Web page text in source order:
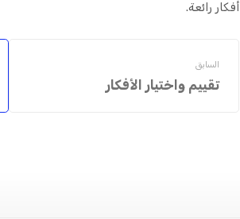
أفكار رائعة.
السابق
تقييم واختيار الأفكار